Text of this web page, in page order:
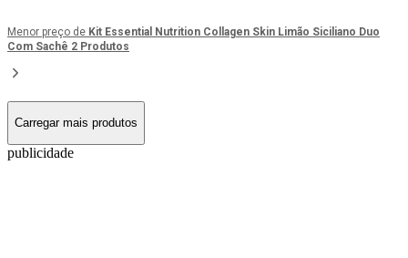
Menor preço de Kit Essential Nutrition Collagen Skin Limão Siciliano Duo
Com Sachê 2 Produtos
Carregar mais produtos
publicidade